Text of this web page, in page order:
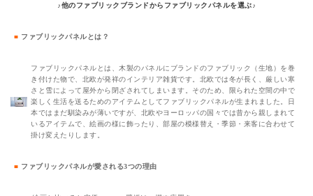
♪他のファブリックブランドからファブリックパネルを選ぶ♪
■ ファブリックパネルとは？
ファブリックパネルとは、木製のパネルにブランドのファブリック（生地）を巻
き付けた物で、北欧が発祥のインテリア雑貨です。北欧では冬が長く、厳しい寒
さと雪によって屋外から閉ざされてしまいます。そのため、限られた空間の中で
楽しく生活を送るためのアイテムとしてファブリックパネルが生まれました。日
本ではまだ馴染みが薄いですが、北欧やヨーロッパの国々では昔から親しまれて
いるアイテムで、絵画の様に飾ったり、部屋の模様替え・季節・来客に合わせて
掛け変えたりします。
■ ファブリックパネルが愛される3つの理由